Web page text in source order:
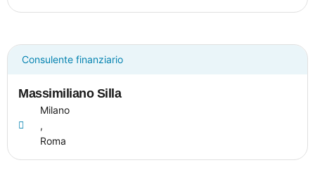
Consulente finanziario
Massimiliano Silla
Milano
,
Roma